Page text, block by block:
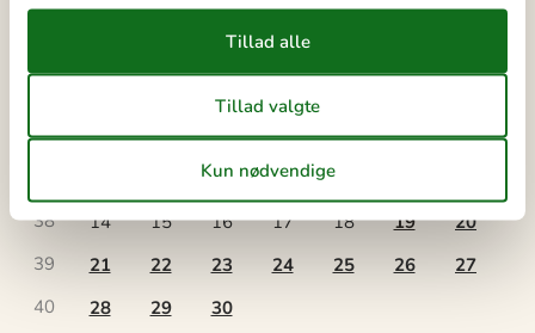
36
1 2 3 4 5
6
9 10 11
38
14 15 16 17 18 19
20
39
21 22 23 24 25 26
27
40
28 29
30